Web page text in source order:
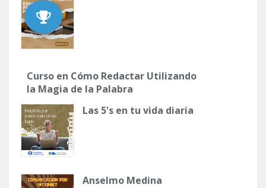
Curso en Cómo Redactar Utilizando
la Magia de la Palabra
Las 5's en tu vida diaria
Anselmo Medina